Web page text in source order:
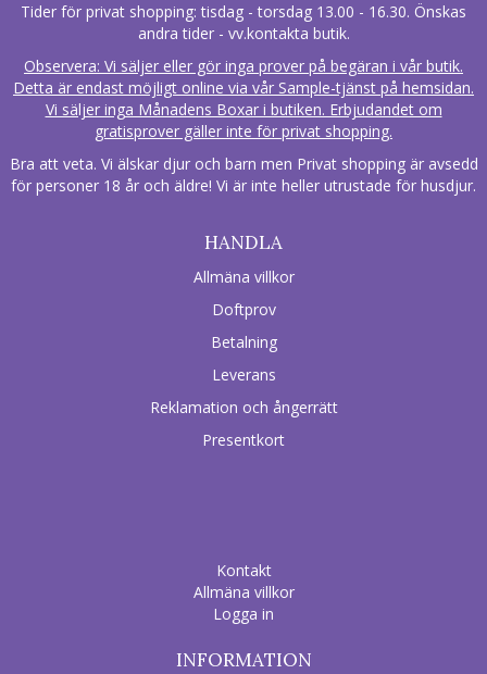
Tider för privat shopping: tisdag - torsdag 13.00 - 16.30. Önskas
andra tider - vv.kontakta butik.
Observera: Vi säljer eller gör inga prover på begäran i vår butik.
Detta är endast möjligt online via vår Sample-tjänst på hemsidan.
Vi säljer inga Månadens Boxar i butiken. Erbjudandet om
gratisprover gäller inte för privat shopping.
Bra att veta. Vi älskar djur och barn men Privat shopping är avsedd
för personer 18 år och äldre! Vi är inte heller utrustade för husdjur.
HANDLA
Allmäna villkor
Doftprov
Betalning
Leverans
Reklamation och ångerrätt
Presentkort
Kontakt
Allmäna villkor
Logga in
INFORMATION